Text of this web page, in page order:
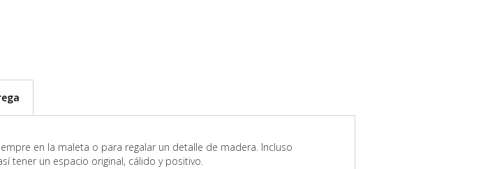
en la maleta o para regalar un detalle de madera. Incluso
tener un espacio original, cálido y positivo.